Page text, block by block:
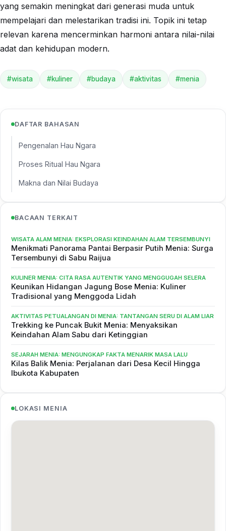
yang semakin meningkat dari generasi muda untuk
mempelajari dan melestarikan tradisi ini. Topik ini tetap
relevan karena mencerminkan harmoni antara nilai-nilai
adat dan kehidupan modern.
#wisata #kuliner #budaya #aktivitas #menia
DAFTAR BAHASAN
Pengenalan Hau Ngara
Proses Ritual Hau Ngara
Makna dan Nilai Budaya
BACAAN TERKAIT
WISATA ALAM MENIA: EKSPLORASI KEINDAHAN ALAM TERSEMBUNYI
Menikmati Panorama Pantai Berpasir Putih Menia: Surga
Tersembunyi di Sabu Raijua
KULINER MENIA: CITA RASA AUTENTIK YANG MENGGUGAH SELERA
Keunikan Hidangan Jagung Bose Menia: Kuliner
Tradisional yang Menggoda Lidah
AKTIVITAS PETUALANGAN DI MENIA: TANTANGAN SERU DI ALAM LIAR
Trekking ke Puncak Bukit Menia: Menyaksikan
Keindahan Alam Sabu dari Ketinggian
SEJARAH MENIA: MENGUNGKAP FAKTA MENARIK MASA LALU
Kilas Balik Menia: Perjalanan dari Desa Kecil Hingga
Ibukota Kabupaten
LOKASI MENIA